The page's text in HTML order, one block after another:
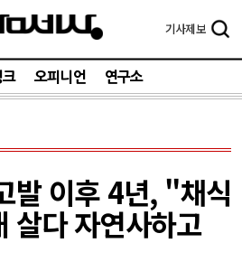
기사제보
크 오피니언 연구소
발 이후 4년, "채식
살다 자연사하고